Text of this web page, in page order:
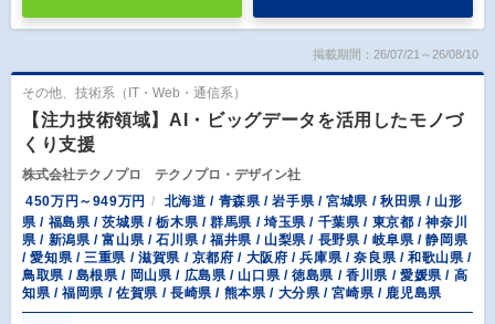
掲載期間：26/07/21～26/08/10
その他、技術系（IT・Web・通信系）
【注力技術領域】AI・ビッグデータを活用したモノづ
くり支援
株式会社テクノプロ テクノプロ・デザイン社
450万円～949万円
北海道 / 青森県 / 岩手県 / 宮城県 / 秋田県 / 山形
県 / 福島県 / 茨城県 / 栃木県 / 群馬県 / 埼玉県 / 千葉県 / 東京都 / 神奈川
県 / 新潟県 / 富山県 / 石川県 / 福井県 / 山梨県 / 長野県 / 岐阜県 / 静岡県
/ 愛知県 / 三重県 / 滋賀県 / 京都府 / 大阪府 / 兵庫県 / 奈良県 / 和歌山県 /
鳥取県 / 島根県 / 岡山県 / 広島県 / 山口県 / 徳島県 / 香川県 / 愛媛県 / 高
知県 / 福岡県 / 佐賀県 / 長崎県 / 熊本県 / 大分県 / 宮崎県 / 鹿児島県